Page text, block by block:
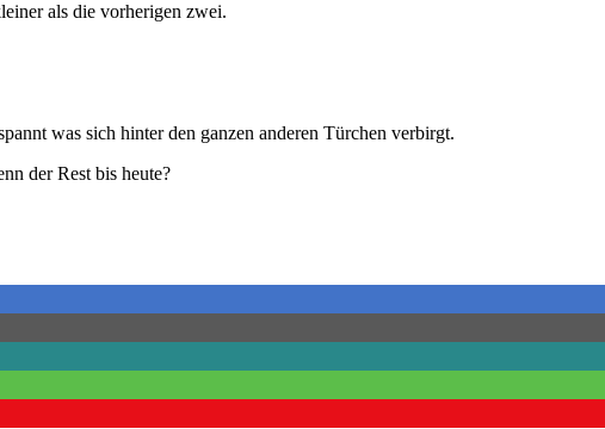
als die vorherigen zwei.
was sich hinter den ganzen anderen Türchen verbirgt.
der Rest bis heute?